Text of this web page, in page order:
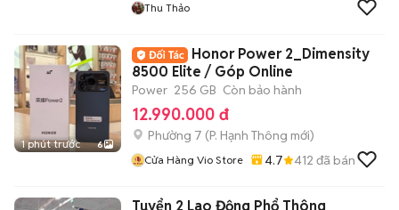
Thu Thảo
1 phút trước 6
Honor Power 2_Dimensity
8500 Elite / Góp Online
Power 256 GB Còn bảo hành
12.990.000 đ
Phường 7 (P. Hạnh Thông mới)
Cửa Hàng Vio Store 4.7 412 đã bán
Tuyển 2 Lao Động Phổ Thông